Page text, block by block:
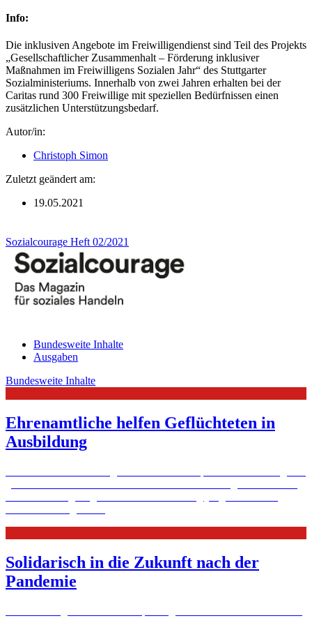
Info:
Die inklusiven Angebote im Freiwilligendienst sind Teil des Projekts
„Gesellschaftlicher Zusammenhalt – Förderung inklusiver
Maßnahmen im Freiwilligens Sozialen Jahr“ des Stuttgarter
Sozialministeriums. Innerhalb von zwei Jahren erhalten bei der
Caritas rund 300 Freiwillige mit speziellen Bedürfnissen einen
zusätzlichen Unterstützungsbedarf.
Autor/in:
Christoph Simon
Zuletzt geändert am:
19.05.2021
Sozialcourage Heft 02/2021
Bundesweite Inhalte
Ausgaben
Bundesweite Inhalte
Ehrenamtliche helfen Geflüchteten in
Ausbildung
Solidarisch in die Zukunft nach der
Pandemie